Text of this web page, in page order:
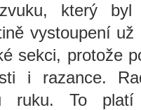
který byl
vystoupení
sekci, protože
i razance.
ruku. To